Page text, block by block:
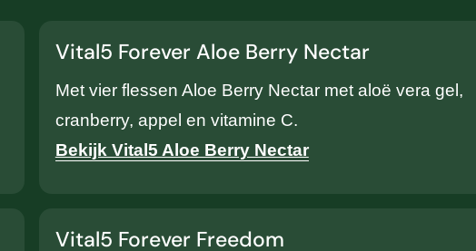
Vital5 Forever Aloe Berry Nectar
Met vier flessen Aloe Berry Nectar met aloë vera gel,
cranberry, appel en vitamine C.
Bekijk Vital5 Aloe Berry Nectar
Vital5 Forever Freedom